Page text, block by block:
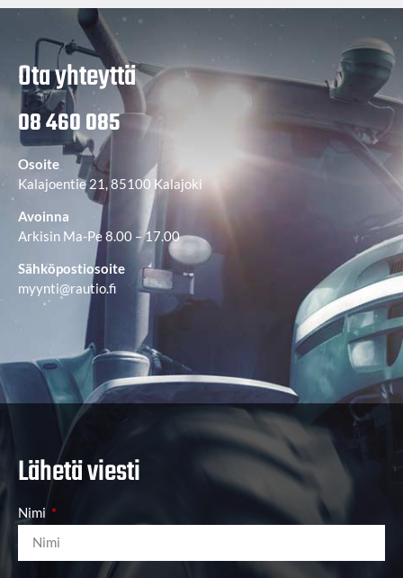
Ota yhteyttä
08 460 085
Osoite
Kalajoentie 21, 85100 Kalajoki
Avoinna
Arkisin Ma-Pe 8.00 – 17.00
Sähköpostiosoite
myynti@rautio.fi
Lähetä viesti
Nimi